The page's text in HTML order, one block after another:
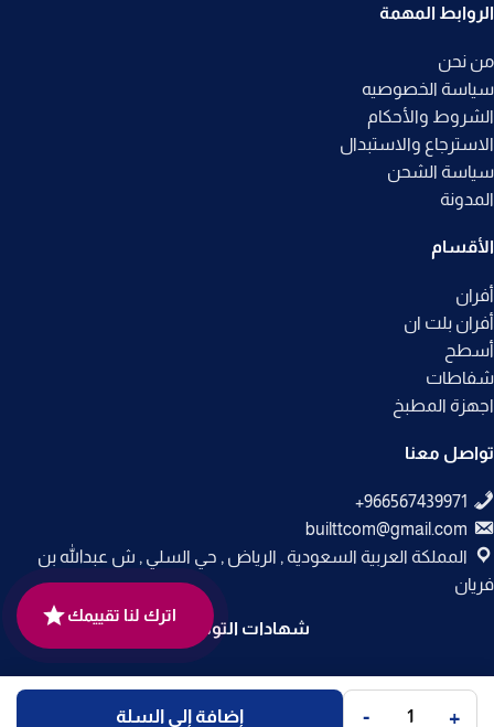
الروابط المهمة
من نحن
سياسة الخصوصيه
الشروط والأحكام
الاسترجاع والاستبدال
سياسة الشحن
المدونة
الأقسام
أفران
أفران بلت ان
أسطح
شفاطات
اجهزة المطبخ
تواصل معنا
builttcom@gmail.com
المملكة العربية السعودية , الرياض , حي السلي , ش عبدالله بن
فريان
شهادات التوثيق
جميع الحقوق محفوظة لـمتجر بلت إن© 2025.
تم التطوير بواسطةCode Times
. +
- إضافة إلى السلة
اترك لنا تقييمك